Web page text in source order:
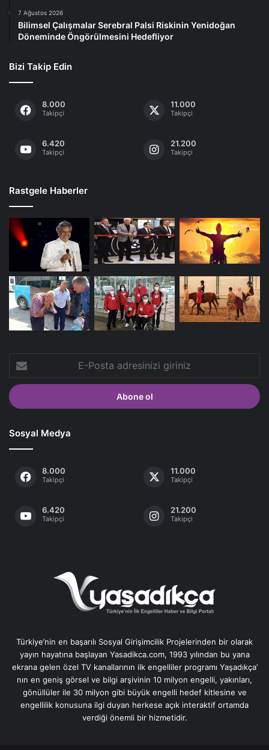
7 Ağustos 2026
Bilimsel Çalışmalar Serebral Palsi Riskinin Yenidoğan
Döneminde Öngörülmesini Hedefliyor
Bizi Takip Edin
8.000
Takipçi
11.000
Takipçi
6.420
Takipçi
21.200
Takipçi
Rastgele Haberler
Posta
adresinizi
giriniz
Sosyal Medya
8.000
Takipçi
11.000
Takipçi
6.420
Takipçi
21.200
Takipçi
Türkiye’nin en başarılı Sosyal Girişimcilik Projelerinden bir olarak
yayın hayatına başlayan Yasadikca.com, 1993 yılından bu yana
ekrana gelen özel TV kanallarının ilk engelliler programı Yaşadıkça’
nın en geniş görsel ve bilgi arşivinin 10 milyon engelli, yakınları,
gönüllüler ile 30 milyon gibi büyük engelli hedef kitlesine ve
engellilik konusuna ilgi duyan herkese açık interaktif ortamda
verdiği önemli bir hizmetidir.